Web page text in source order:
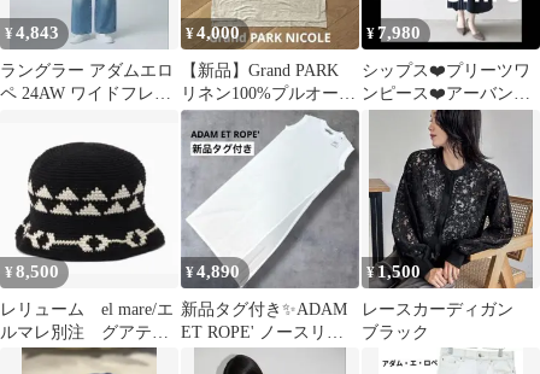
¥4,843
ラングラー アダムエロ
ペ 24AW ワイドフレア
¥4,000
【新品】Grand PARK
リネン100%プルオーバ
ー M
¥7,980
シップス❤️プリーツワ
ンピース❤️アーバンリ
サーチ イエナ トゥ
モローランド アナイ
¥8,500
レリューム el mare/エ
ルマレ別注 グアテマ
ラハット
¥4,890
新品タグ付き✨ADAM
ET ROPE' ノースリー
ブカットワンピース 白
¥1,500
レースカーディガン
ブラック